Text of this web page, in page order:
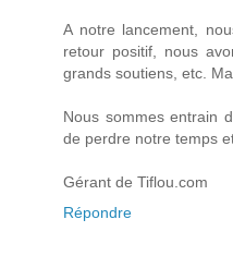
A notre lancement,
retour positif, nous
grands soutiens, etc.
Nous sommes entrain
de perdre notre temps
Gérant de Tiflou.com
Répondre